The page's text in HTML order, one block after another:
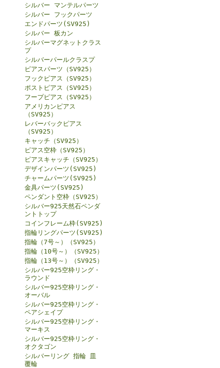
シルバー マンテルパーツ
シルバー フックパーツ
エンドパーツ(SV925)
シルバー 板カン
シルバーマグネットクラス
プ
シルバーパールクラスプ
ピアスパーツ（SV925）
フックピアス（SV925）
ポストピアス（SV925）
フープピアス（SV925）
アメリカンピアス
（SV925）
レバーバックピアス
（SV925）
キャッチ（SV925）
ピアス空枠（SV925）
ピアスキャッチ（SV925）
デザインパーツ(SV925)
チャームパーツ(SV925)
金具パーツ(SV925)
ペンダント空枠（SV925）
シルバー925天然石ペンダ
ントトップ
コインフレーム枠(SV925)
指輪リングパーツ(SV925)
指輪（7号～）（SV925）
指輪（10号～）（SV925）
指輪（13号～）（SV925）
シルバー925空枠リング・
ラウンド
シルバー925空枠リング・
オーバル
シルバー925空枠リング・
ペアシェイプ
シルバー925空枠リング・
マーキス
シルバー925空枠リング・
オクタゴン
シルバーリング 指輪 皿
覆輪